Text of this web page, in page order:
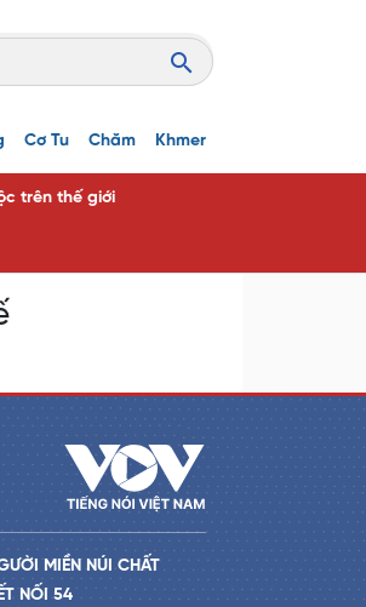
Cơ Tu Chăm Khmer
trên thế giới
MIỀN NÚI CHẤT
NỐI 54